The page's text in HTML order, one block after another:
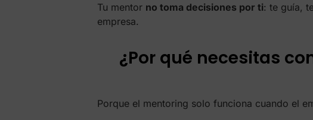
Tu mentor no toma decisiones por ti: te guía,
empresa.
¿Por qué necesitas
Porque el mentoring solo funciona cuando el